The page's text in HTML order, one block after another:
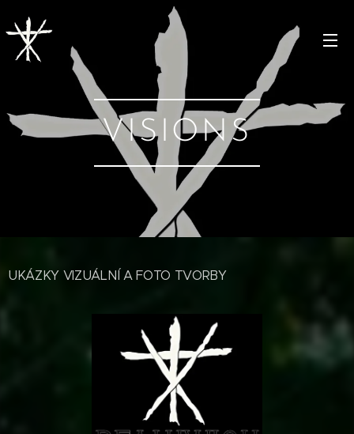
VISIONS
UKÁZKY VIZUÁLNÍ A FOTO TVORBY